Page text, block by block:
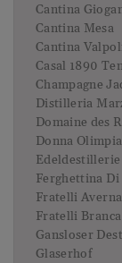
Cantina
Cantina Mesa
Cantina
Casal 1890
Champagne
Distilleria
Domaine des
Donna
Ferghettina
Fratelli Averna
Fratelli
Gansloser
Glaserhof